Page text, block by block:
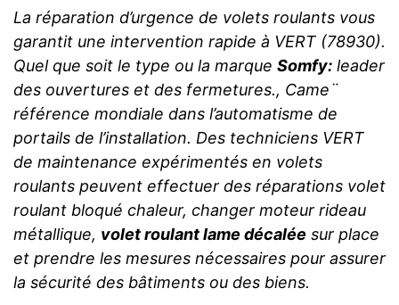
La réparation d’urgence de volets roulants vous
garantit une intervention rapide à VERT (78930).
Quel que soit le type ou la marque Somfy: leader
des ouvertures et des fermetures., Came¨
référence mondiale dans l’automatisme de
portails de l’installation. Des techniciens VERT
de maintenance expérimentés en volets
roulants peuvent effectuer des réparations volet
roulant bloqué chaleur, changer moteur rideau
métallique, volet roulant lame décalée sur place
et prendre les mesures nécessaires pour assurer
la sécurité des bâtiments ou des biens.